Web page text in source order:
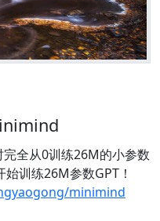
全从0训练26M的小参数
训练26M参数GPT！
minimind